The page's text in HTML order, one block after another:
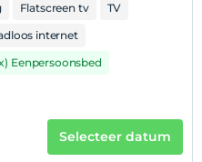
Flatscreen tv
TV
internet
Eenpersoonsbed
Selecteer datum